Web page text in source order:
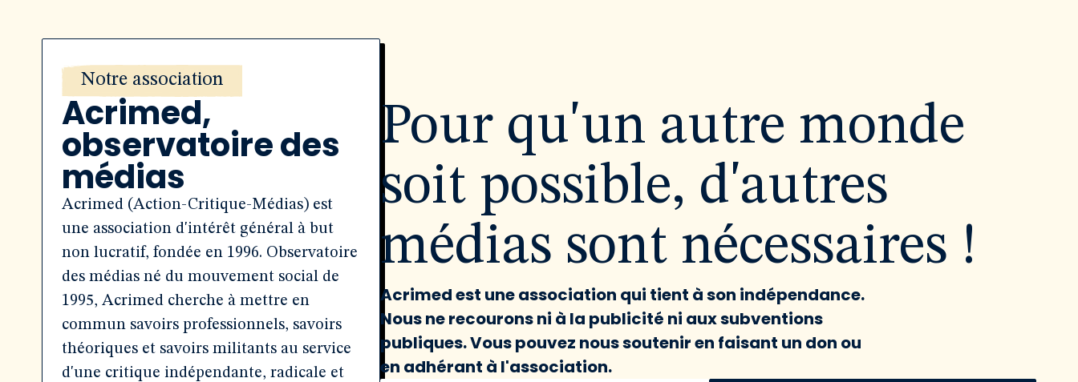
Notre association
Acrimed,
observatoire des
médias
Acrimed (Action-Critique-Médias) est
une association d'intérêt général à but
non lucratif, fondée en 1996. Observatoire
des médias né du mouvement social de
1995, Acrimed cherche à mettre en
commun savoirs professionnels, savoirs
théoriques et savoirs militants au service
d'une critique indépendante, radicale et
Pour qu'un autre monde
soit possible, d'autres
médias sont nécessaires !
Acrimed est une association qui tient à son indépendance.
Nous ne recourons ni à la publicité ni aux subventions
publiques. Vous pouvez nous soutenir en faisant un don ou
en adhérant à l'association.